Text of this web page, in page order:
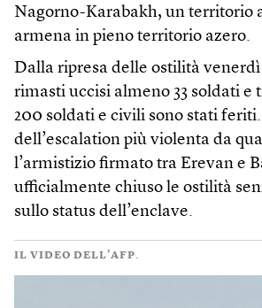
Nagorno-Karabakh, un territorio
armena in pieno territorio azero.
Dalla ripresa delle ostilità venerdì
rimasti uccisi almeno 33 soldati e
200 soldati e civili sono stati
dell’escalation più violenta da
l’armistizio firmato tra Erevan e
ufficialmente chiuso le ostilità
sullo status dell’enclave.
IL VIDEO DELL’AFP.